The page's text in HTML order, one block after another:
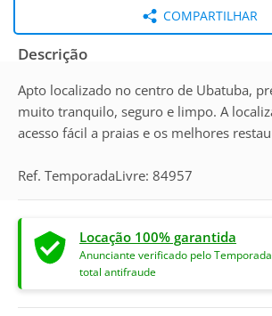
COMPARTILHAR
Descrição
Apto localizado no centro de Ubatuba,
muito tranquilo, seguro e limpo. A
acesso fácil a praias e os melhores
Ref. TemporadaLivre: 84957
Locação 100% garantida
Anunciante verificado pelo
total antifraude